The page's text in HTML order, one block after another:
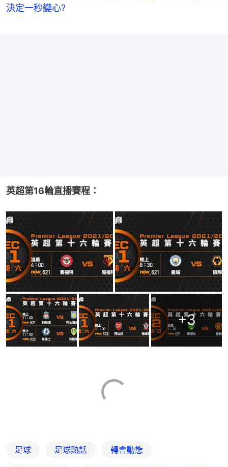
決定一秒變心?
英超第16輪直播賽程：
+3
足球 足球熱話 轉會動態